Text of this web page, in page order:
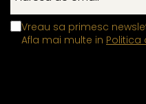
Vreau sa primesc
Afla mai multe in Politica